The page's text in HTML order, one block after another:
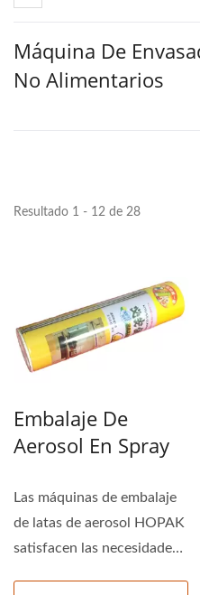
Máquina De
No Alimentarios
Resultado 1 - 12 de 28
Embalaje De
Aerosol En Spray
Las máquinas de embalaje
de latas de aerosol HOPAK
satisfacen las necesidades